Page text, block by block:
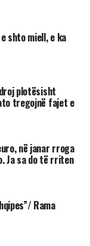
shto miell, e ka
plotësisht
tregojnë fajet e
në janar rroga
Ja sa do të rriten
Rama